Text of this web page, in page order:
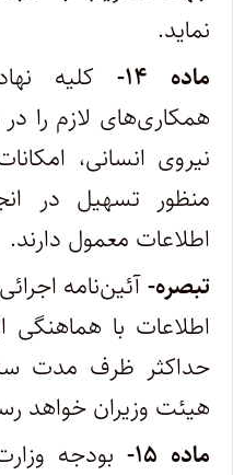
نماید.
ماده ۱۴-
کلیه
همکاری‌های لازم را در
نیروی انسانی،
منظور تسهیل در
اطلاعات معمول دارند.
تبصره-آئین‌نامه
اطلاعات با هماهنگی
حداکثر ظرف مدت
هیئت وزیران خواهد
ماده ۱۵-
بودجه